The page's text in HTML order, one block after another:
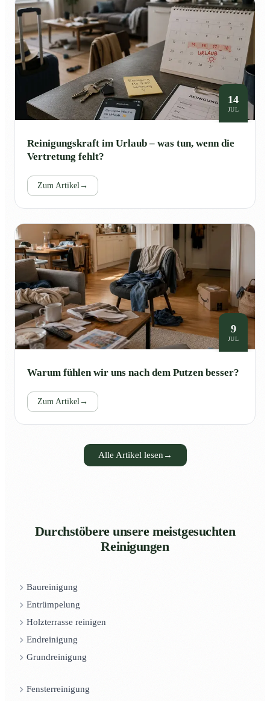
14
JUL
Reinigungskraft im Urlaub – was tun, wenn die
Vertretung fehlt?
Zum Artikel→
9
JUL
Warum fühlen wir uns nach dem Putzen besser?
Zum Artikel→
Alle Artikel lesen →
Durchstöbere unsere meistgesuchten
Reinigungen
Baureinigung
Entrümpelung
Holzterrasse reinigen
Endreinigung
Grundreinigung
Fensterreinigung